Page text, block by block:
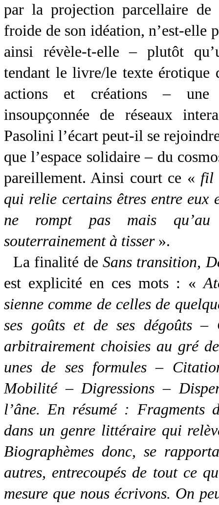
par la projection parcellaire de
froide de son idéation, n’est-elle
ainsi révèle-t-elle – plutôt
tendant le livre/le texte érotique
actions et créations – une
insoupçonnée de réseaux
Pasolini l’écart peut-il se
que l’espace solidaire – du
pareillement. Ainsi court ce « fil
qui relie certains êtres entre eux
ne rompt pas mais qu’au
souterrainement à tisser».
La finalité de Sans transition,
est explicité en ces mots : «
sienne comme de celles de
ses goûts et de ses dégoûts –
arbitrairement choisies au gré
unes de ses formules –
Mobilité – Digressions –
l’âne. En résumé : Fragments
dans un genre littéraire qui
Biographèmes donc, se
autres, entrecoupés de tout ce
mesure que nous écrivons. On